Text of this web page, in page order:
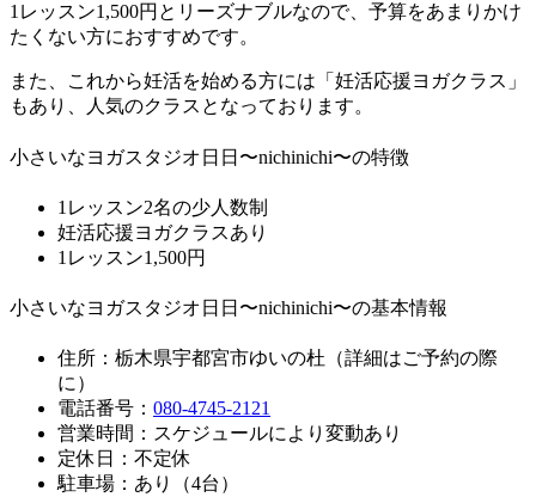
1レッスン1,500円とリーズナブルなので、予算をあまりかけ
たくない方におすすめです。
また、これから妊活を始める方には「妊活応援ヨガクラス」
もあり、人気のクラスとなっております。
小さいなヨガスタジオ日日〜nichinichi〜の特徴
1レッスン2名の少人数制
妊活応援ヨガクラスあり
1レッスン1,500円
小さいなヨガスタジオ日日〜nichinichi〜の基本情報
住所：栃木県宇都宮市ゆいの杜（詳細はご予約の際
に）
電話番号： 080-4745-2121
営業時間：スケジュールにより変動あり
定休日：不定休
駐車場：あり（4台）